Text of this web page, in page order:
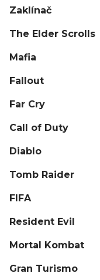
Zaklínač
The Elder Scrolls
Mafia
Fallout
Far Cry
Call of Duty
Diablo
Tomb Raider
FIFA
Resident Evil
Mortal Kombat
Gran Turismo